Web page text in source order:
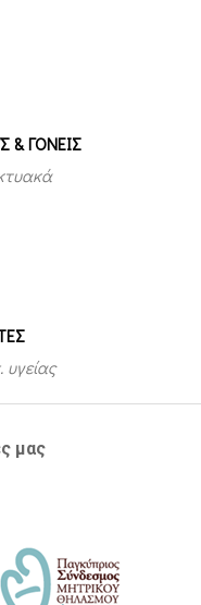
& ΓΟΝΕΙΣ
υγείας
μας